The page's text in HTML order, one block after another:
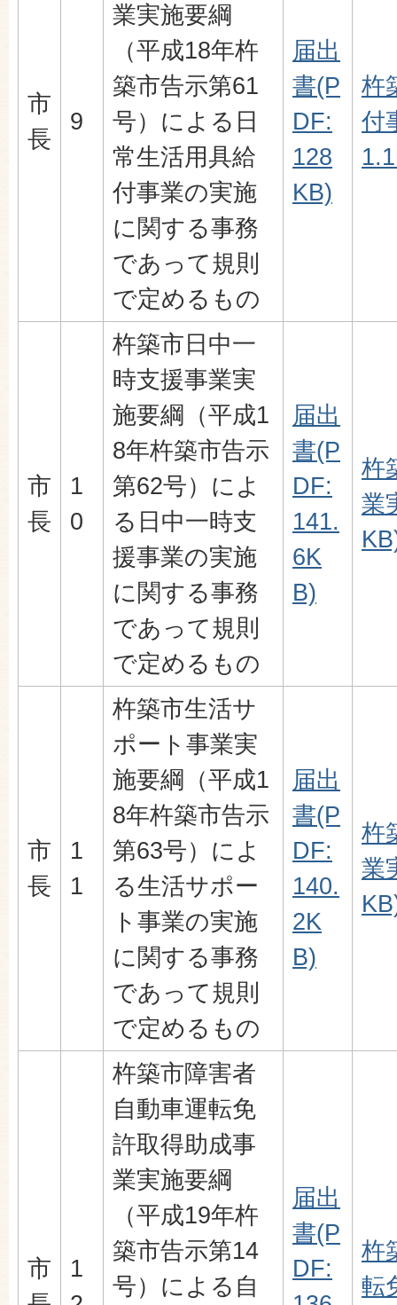
市
長
9
業実施要綱
（平成18年杵
築市告示第61
号）による日
常生活用具給
付事業の実施
に関する事務
であって規則
で定めるもの
届出
書(P
DF:
128
KB)
杵
付
市
長
1
0
杵築市日中一
時支援事業実
施要綱（平成1
8年杵築市告示
第62号）によ
る日中一時支
援事業の実施
に関する事務
であって規則
で定めるもの
届出
書(P
DF:
141.
6K
B)
杵
業
市
長
1
1
杵築市生活サ
ポート事業実
施要綱（平成1
8年杵築市告示
第63号）によ
る生活サポー
ト事業の実施
に関する事務
であって規則
で定めるもの
届出
書(P
DF:
140.
2K
B)
杵
業
市
1
杵築市障害者
自動車運転免
許取得助成事
業実施要綱
（平成19年杵
築市告示第14
号）による自
届出
書(P
DF:
杵
転